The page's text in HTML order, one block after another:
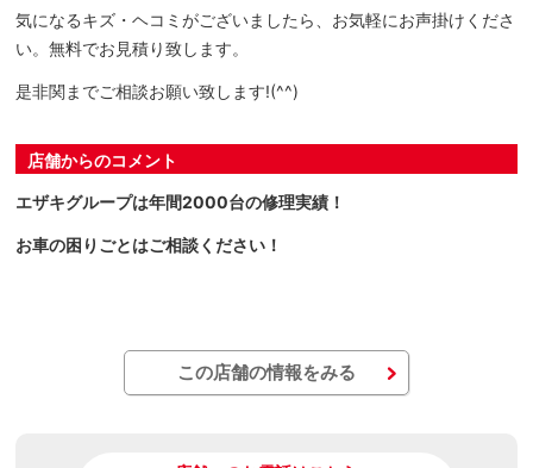
気になるキズ・ヘコミがございましたら、お気軽にお声掛けくださ
い。無料でお見積り致します。
是非関までご相談お願い致します!(^^)
店舗からのコメント
エザキグループは年間2000台の修理実績！
お車の困りごとはご相談ください！
この店舗の情報をみる